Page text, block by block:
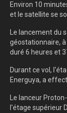
Environ 10
et le satellite se
Le lancement du
géostationnaire,
duré 6 heures et
Durant ce vol,
Energuya, a
Le lanceur
l'étage supérieur